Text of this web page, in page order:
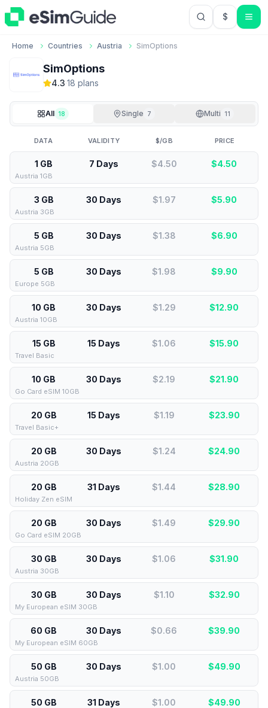
$USD US
Home Countries Austria SimOptions
SimOptions
4.3·18 plans
All 18 Single 7 Multi 11
DATA VALIDITY $/GB PRICE
1 GB 7 Days $4.50 $4.50
Austria 1GB
3 GB 30 Days $1.97 $5.90
Austria 3GB
5 GB 30 Days $1.38 $6.90
Austria 5GB
5 GB 30 Days $1.98 $9.90
Europe 5GB
10 GB 30 Days $1.29 $12.90
Austria 10GB
15 GB 15 Days $1.06 $15.90
Travel Basic
10 GB 30 Days $2.19 $21.90
Go Card eSIM 10GB
20 GB 15 Days $1.19 $23.90
Travel Basic+
20 GB 30 Days $1.24 $24.90
Austria 20GB
20 GB 31 Days $1.44 $28.90
Holiday Zen eSIM
20 GB 30 Days $1.49 $29.90
Go Card eSIM 20GB
30 GB 30 Days $1.06 $31.90
Austria 30GB
30 GB 30 Days $1.10 $32.90
My European eSIM 30GB
60 GB 30 Days $0.66 $39.90
My European eSIM 60GB
50 GB 30 Days $1.00 $49.90
Austria 50GB
50 GB 31 Days $1.00 $49.90